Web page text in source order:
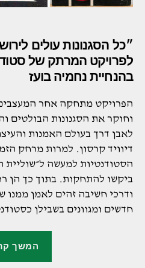
״כל הסגנונות עולים
לפרויקט המרתק של
בהנחיית נחמיה בועז
וחוקר את הסגנונות הבולטים
לאבן דרך בעולם האמנות
דיוויד קרסון. למרות מרחק
הסטודנטיות למעשה
ביקשו להתחקות. בתוך כך הן
ודרכי חשיבה זהים לאמן
חדשים ומגוונים בשבילן
המשך